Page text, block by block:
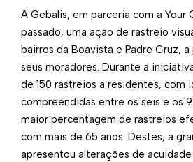
A Gebalis, em parceria com a Your
passado, uma ação de rastreio
bairros da Boavista e Padre Cruz, a
seus moradores. Durante a
de 150 rastreios a residentes, com
compreendidas entre os seis e os
maior percentagem de rastreios
com mais de 65 anos. Destes, a
apresentou alterações de acuidade